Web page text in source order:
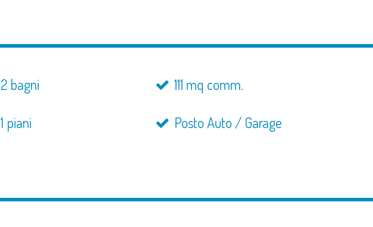
2 bagni 111 mq comm.
1 piani Posto Auto / Garage